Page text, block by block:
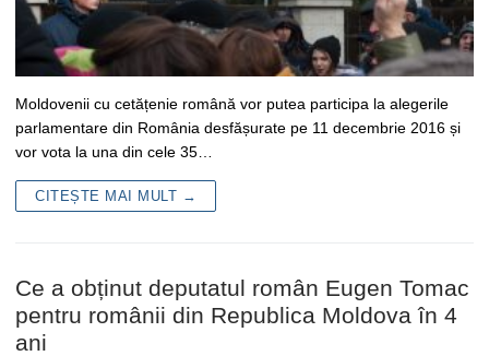
Moldovenii cu cetățenie română vor putea participa la alegerile
parlamentare din România desfășurate pe 11 decembrie 2016 și
vor vota la una din cele 35…
CITEȘTE MAI MULT →
Ce a obținut deputatul român Eugen Tomac
pentru românii din Republica Moldova în 4
ani